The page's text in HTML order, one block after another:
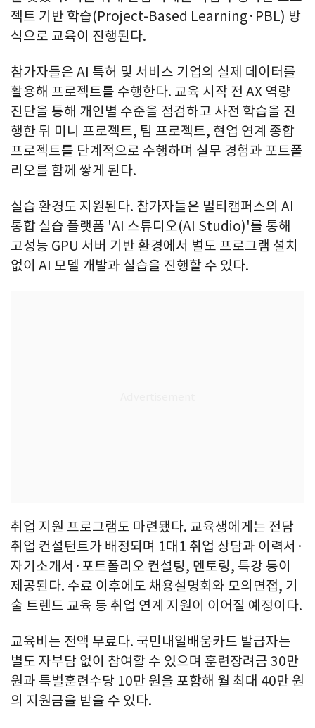
젝트 기반 학습(Project-Based Learning·PBL) 방
식으로 교육이 진행된다.
참가자들은 AI 특허 및 서비스 기업의 실제 데이터를
활용해 프로젝트를 수행한다. 교육 시작 전 AX 역량
진단을 통해 개인별 수준을 점검하고 사전 학습을 진
행한 뒤 미니 프로젝트, 팀 프로젝트, 현업 연계 종합
프로젝트를 단계적으로 수행하며 실무 경험과 포트폴
리오를 함께 쌓게 된다.
실습 환경도 지원된다. 참가자들은 멀티캠퍼스의 AI
통합 실습 플랫폼 'AI 스튜디오(AI Studio)'를 통해
고성능 GPU 서버 기반 환경에서 별도 프로그램 설치
없이 AI 모델 개발과 실습을 진행할 수 있다.
취업 지원 프로그램도 마련됐다. 교육생에게는 전담
취업 컨설턴트가 배정되며 1대1 취업 상담과 이력서·
자기소개서·포트폴리오 컨설팅, 멘토링, 특강 등이
제공된다. 수료 이후에도 채용설명회와 모의면접, 기
술 트렌드 교육 등 취업 연계 지원이 이어질 예정이다.
교육비는 전액 무료다. 국민내일배움카드 발급자는
별도 자부담 없이 참여할 수 있으며 훈련장려금 30만
원과 특별훈련수당 10만 원을 포함해 월 최대 40만 원
의 지원금을 받을 수 있다.